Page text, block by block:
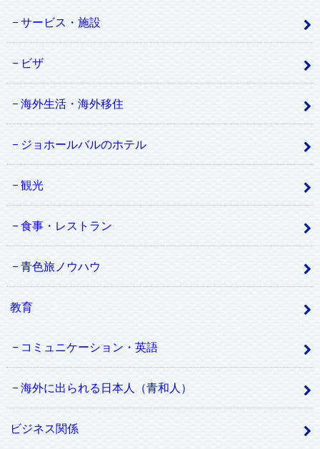
サービス・施設
ビザ
海外生活・海外移住
ジョホールバルのホテル
観光
食事・レストラン
青色旅ノウハウ
教育
コミュニケーション・英語
海外に出られる日本人（青和人）
ビジネス関係